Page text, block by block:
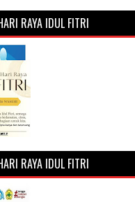
RAYA IDUL FITRI
RAYA IDUL FITRI